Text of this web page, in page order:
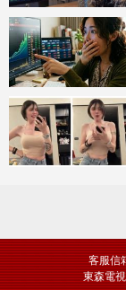
客服信
東森電